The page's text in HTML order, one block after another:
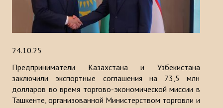
24.10.25
Предприниматели Казахстана и Узбекистана
заключили экспортные соглашения на 73,5 млн
долларов во время торгово-экономической миссии в
Ташкенте, организованной Министерством торговли и